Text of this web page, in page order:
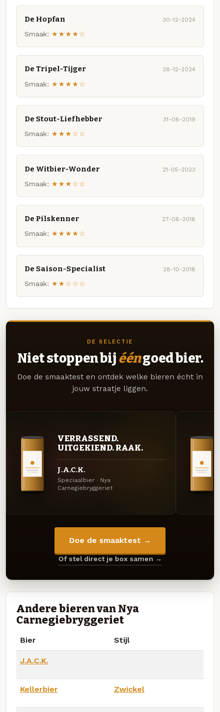
De Hopfan 30-12-2024
Smaak: ★★★★☆
De Tripel-Tijger 28-12-2024
Smaak: ★★★★☆
De Stout-Liefhebber 31-08-2019
Smaak: ★★★☆☆
De Witbier-Wonder 21-05-2023
Smaak: ★★★☆☆
De Pilskenner 27-06-2018
Smaak: ★★★★☆
De Saison-Specialist 28-10-2018
Smaak: ★★☆☆☆
DE SELECTIE
Niet stoppen bij ééngoed bier.
Doe de smaaktest en ontdek welke bieren écht in
jouw straatje liggen.
VERRASSEND.
UITGEKIEND. RAAK.
J.A.C.K.
Speciaalbier · Nya
Carnegiebryggeriet
Doe de smaaktest →
Of stel direct je box samen →
Andere bieren van Nya
Carnegiebryggeriet
Bier Stijl
J.A.C.K.
Kellerbier Zwickel